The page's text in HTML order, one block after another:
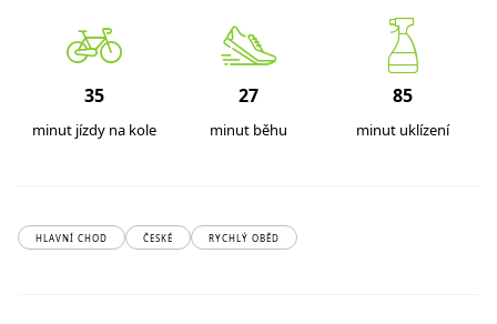
35
minut jízdy na kole
27
minut běhu
85
minut uklízení
HLAVNÍ CHOD ČESKÉ RYCHLÝ OBĚD